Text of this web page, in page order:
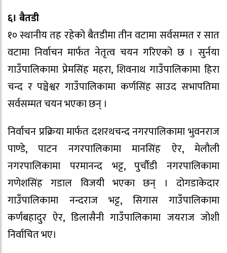
६। बैतडी
१० स्थानीय तह रहेको बैतडीमा तीन वटामा सर्वसम्मत र सात
वटामा निर्वाचन मार्फत नेतृत्व चयन गरिएको छ । सुर्नया
गाउँपालिकामा प्रेमसिंह महरा, शिवनाथ गाउँपालिकामा हिरा
चन्द र पञ्चेश्वर गाउँपालिकामा कर्णसिंह साउद सभापतिमा
सर्वसम्मत चयन भएका छन् ।
निर्वाचन प्रक्रिया मार्फत दशरथचन्द नगरपालिकामा भुवनराज
पाण्डे, पाटन नगरपालिकामा मानसिंह ऐर, मेलौली
नगरपालिकामा परमानन्द भट्ट, पुर्चौडी नगरपालिकामा
गणेशसिंह गडाल विजयी भएका छन् । दोगडाकेदार
गाउँपालिकामा नन्दराज भट्ट, सिगास गाउँपालिकामा
कर्णबहादुर ऐर, डिलासैनी गाउँपालिकामा जयराज जोशी
निर्वाचित भए।